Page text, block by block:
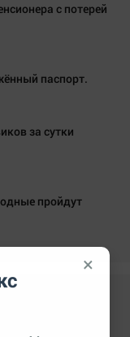
с потерей
паспорт.
за сутки
пройдут
×